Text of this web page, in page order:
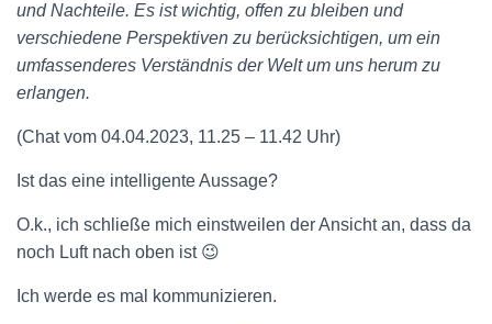
und Nachteile. Es ist wichtig, offen zu bleiben und
verschiedene Perspektiven zu berücksichtigen, um ein
umfassenderes Verständnis der Welt um uns herum zu
erlangen.
(Chat vom 04.04.2023, 11.25 – 11.42 Uhr)
Ist das eine intelligente Aussage?
O.k., ich schließe mich einstweilen der Ansicht an, dass da
noch Luft nach oben ist 😉
Ich werde es mal kommunizieren.